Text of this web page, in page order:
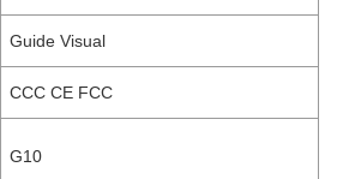
Guide Visual
CCC CE FCC
G10